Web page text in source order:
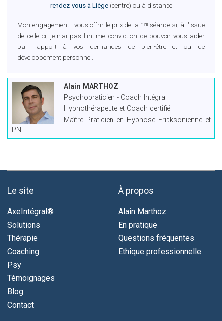
rendez-vous à Liège(centre) ou à distance
Mon engagement : vous offrir le prix de la 1ʳᵉ séance si, à l'issue
de celle-ci, je n'ai pas l'intime conviction de pouvoir vous aider
par rapport à vos demandes de bien-être et ou de
développement personnel.
Alain MARTHOZ
Psychopraticien - Coach Intégral
Hypnothérapeute et Coach certifié
Maître Praticien en Hypnose Ericksonienne et
PNL
Le site
AxeIntégral®
Solutions
Thérapie
Coaching
Psy
Témoignages
Blog
Contact
À propos
Alain Marthoz
En pratique
Questions fréquentes
Ethique professionnelle